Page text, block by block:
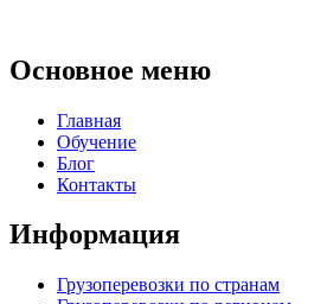
Основное меню
Главная
Обучение
Блог
Контакты
Информация
Грузоперевозки по странам